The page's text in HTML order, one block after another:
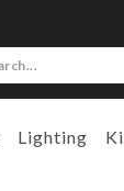
Lighting